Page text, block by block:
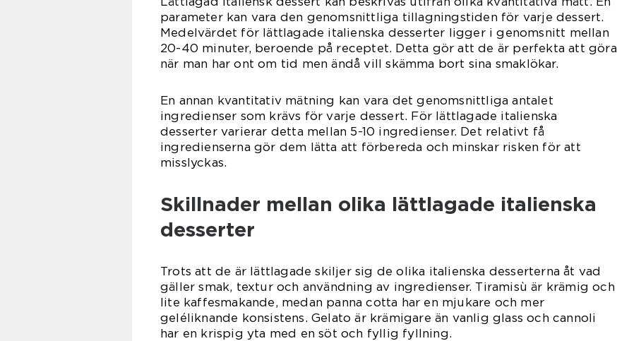
parameter kan vara den genomsnittliga tillagningstiden för varje dessert.
Medelvärdet för lättlagade italienska desserter ligger i genomsnitt mellan
20-40 minuter, beroende på receptet. Detta gör att de är perfekta att göra
när man har ont om tid men ändå vill skämma bort sina smaklökar.
En annan kvantitativ mätning kan vara det genomsnittliga antalet
ingredienser som krävs för varje dessert. För lättlagade italienska
desserter varierar detta mellan 5-10 ingredienser. Det relativt få
ingredienserna gör dem lätta att förbereda och minskar risken för att
misslyckas.
Skillnader mellan olika lättlagade italienska
desserter
Trots att de är lättlagade skiljer sig de olika italienska desserterna åt vad
gäller smak, textur och användning av ingredienser. Tiramisù är krämig och
lite kaffesmakande, medan panna cotta har en mjukare och mer
geléliknande konsistens. Gelato är krämigare än vanlig glass och cannoli
har en krispig yta med en söt och fyllig fyllning.